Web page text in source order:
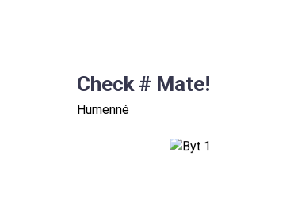
Check # Mate!
Humenné